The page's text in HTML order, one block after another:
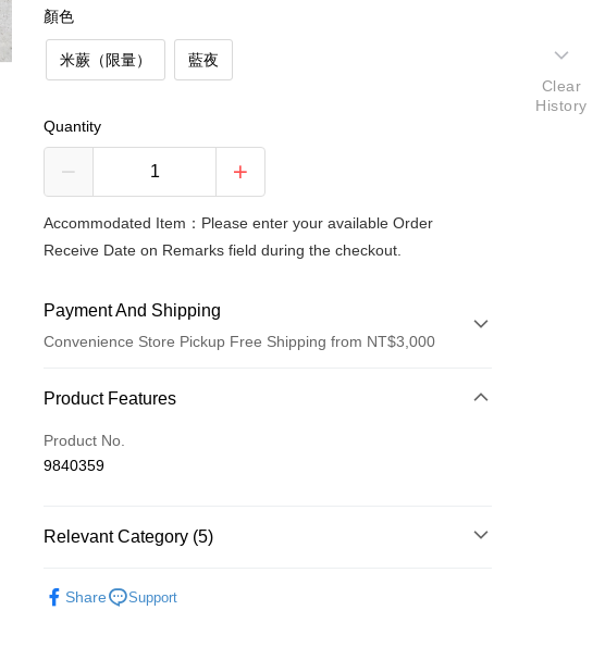
顏色
米蕨（限量） 藍夜
Quantity
Accommodated Item：Please enter your available Order
Receive Date on Remarks field during the checkout.
Payment And Shipping
Convenience Store Pickup Free Shipping from NT$3,000
Payment Method
Credit Card (Full Payment)
LINE Pay
Easy Wallet
Product Features
Product No.
9840359
Relevant Category (5)
Share Support
Clear
History